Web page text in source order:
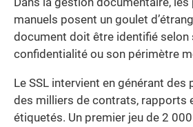
manuels posent un goulet
document doit être identifié selon
confidentialité ou son périmètre
Le SSL intervient en générant des
des milliers de contrats, rapports
étiquetés. Un premier jeu de 2